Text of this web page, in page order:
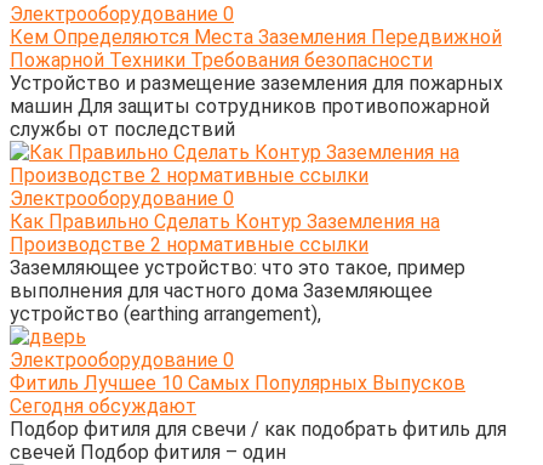
Электрооборудование 0
Кем Определяются Места Заземления Передвижной
Пожарной Техники Требования безопасности
Устройство и размещение заземления для пожарных
машин Для защиты сотрудников противопожарной
службы от последствий
Электрооборудование 0
Как Правильно Сделать Контур Заземления на
Производстве 2 нормативные ссылки
Заземляющее устройство: что это такое, пример
выполнения для частного дома Заземляющее
устройство (earthing arrangement),
Электрооборудование 0
Фитиль Лучшее 10 Самых Популярных Выпусков
Сегодня обсуждают
Подбор фитиля для свечи / как подобрать фитиль для
свечей Подбор фитиля – один